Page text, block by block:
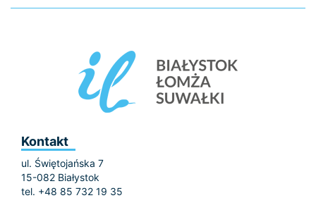
Kontakt
ul. Świętojańska 7
15-082 Białystok
tel. +48 85 732 19 35